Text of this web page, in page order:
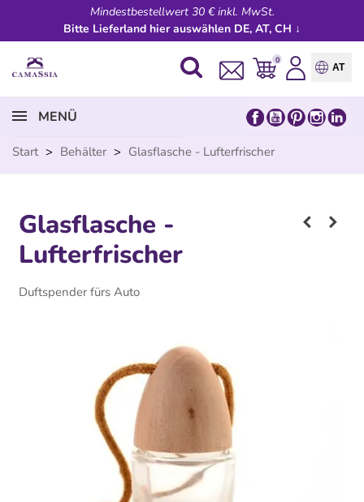
Mindestbestellwert 30 € inkl. MwSt.
Bitte Lieferland hier auswählen DE, AT, CH ↓
0
AT
MENÜ
Start > Behälter > Glasflasche - Lufterfrischer
Glasflasche -
Lufterfrischer
Duftspender fürs Auto